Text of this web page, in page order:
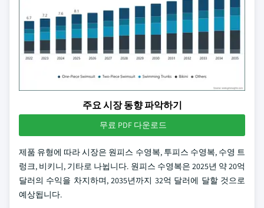
주요 시장 동향 파악하기
무료 PDF 다운로드
제품 유형에 따라 시장은 원피스 수영복, 투피스 수영복, 수영 트
렁크, 비키니, 기타로 나뉩니다. 원피스 수영복은 2025년 약 20억
달러의 수익을 차지하며, 2035년까지 32억 달러에 달할 것으로
예상됩니다.